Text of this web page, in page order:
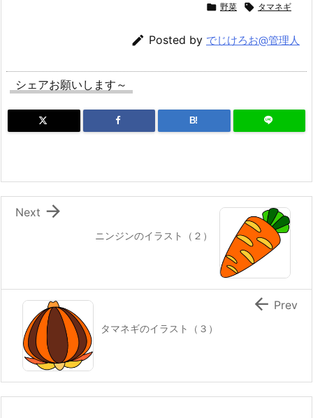
 野菜  タマネギ
 Posted by でじけろお@管理人
シェアお願いします～
B!
ニンジンのイラスト（２）

Next
タマネギのイラスト（３）
 Prev